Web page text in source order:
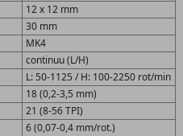
12 x 12 mm
30 mm
MK4
continuu (L/H)
L: 50-1125 / H: 100-2250 rot/min
18 (0,2-3,5 mm)
21 (8-56 TPI)
6 (0,07-0,4 mm/rot.)